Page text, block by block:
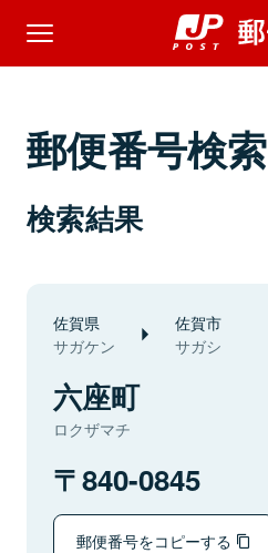
郵便番号検索
検索結果
佐賀県
サガケン
佐賀市
サガシ
六座町
ロクザマチ
840-0845
郵便番号をコピーする